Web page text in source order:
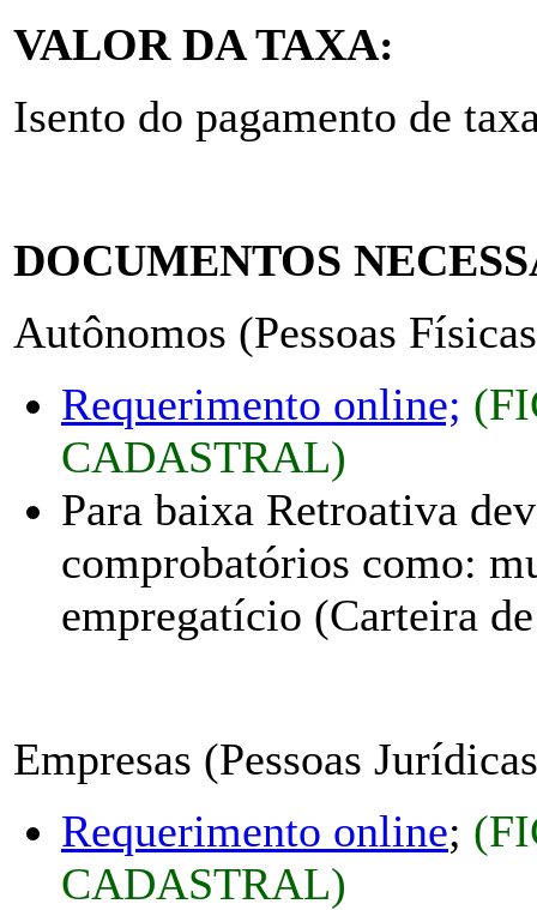
VALOR DA TAXA:
Isento do pagamento de
DOCUMENTOS
Autônomos (Pessoas
Requerimento online;
CADASTRAL)
Para baixa Retroativa
comprobatórios como:
empregatício (Carteira
Empresas (Pessoas
Requerimento online;
CADASTRAL)